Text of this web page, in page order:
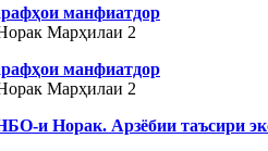
манфиатдор
Марҳилаи 2
манфиатдор
Марҳилаи 2
и Норак. Арзёбии таъсири